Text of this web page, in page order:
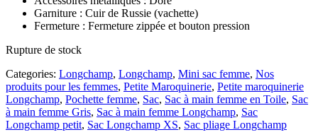
Garniture : Cuir de Russie (vachette)
Fermeture : Fermeture zippée et bouton pression
Rupture de stock
Categories: Longchamp, Longchamp, Mini sac femme, Nos
produits pour les femmes, Petite Maroquinerie, Petite maroquinerie
Longchamp, Pochette femme, Sac, Sac à main femme en Toile, Sac
à main femme Gris, Sac à main femme Longchamp, Sac
Longchamp petit, Sac Longchamp XS, Sac pliage Longchamp